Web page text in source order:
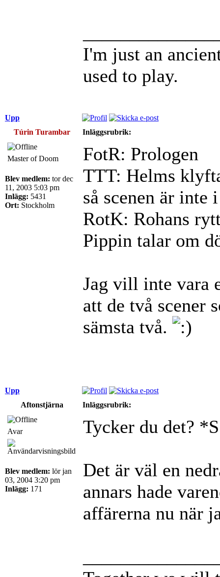
I'm just an
used to play.
Upp
Túrin Turambar
Inläggsrubrik:
Master of Doom
Blev medlem: tor dec
11, 2003 5:03 pm
Inlägg: 5431
Ort: Stockholm
FotR: Prologen
TTT: Helms
så scenen är inte
RotK: Rohans
Pippin talar om
Jag vill inte vara
att de två scener
sämsta två.
Upp
Aftonstjärna
Inläggsrubrik:
Avar
Blev medlem: lör jan
03, 2004 3:20 pm
Inlägg: 171
Tycker du det?
Det är väl en
annars hade
affärerna nu när